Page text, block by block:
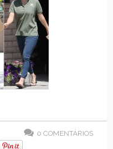
0 COMENTÁRIOS